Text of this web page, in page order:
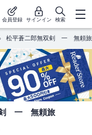
会員登録 サインイン 検索
松平蒼二郎無双剣 一 無頼旅
剣 一 無頼旅